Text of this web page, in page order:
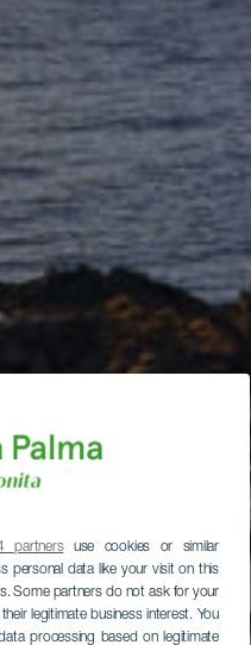
partnersuse cookies or similar
personal data like your visit on this
Some partners do not ask for your
legitimate business interest. You
processing based on legitimate